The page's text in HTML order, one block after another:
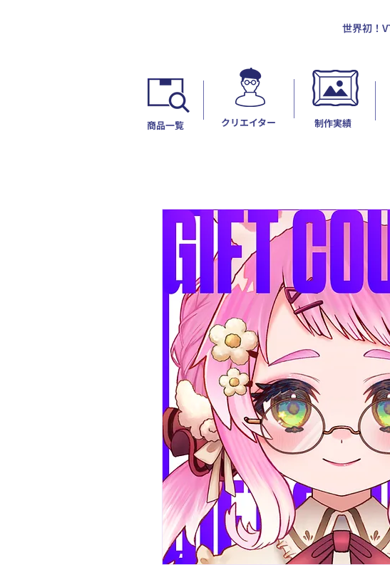
世界初！
​商品一覧 ​クリエイター 制作実績